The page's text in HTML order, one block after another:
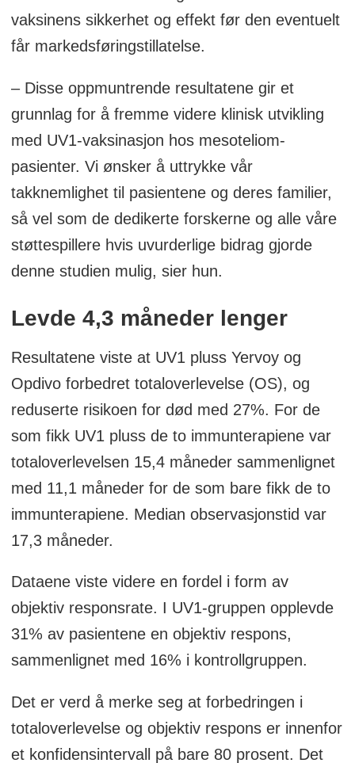
vaksinens sikkerhet og effekt før den eventuelt
får markedsføringstillatelse.
– Disse oppmuntrende resultatene gir et
grunnlag for å fremme videre klinisk utvikling
med UV1-vaksinasjon hos mesoteliom-
pasienter. Vi ønsker å uttrykke vår
takknemlighet til pasientene og deres familier,
så vel som de dedikerte forskerne og alle våre
støttespillere hvis uvurderlige bidrag gjorde
denne studien mulig, sier hun.
Levde 4,3 måneder lenger
Resultatene viste at UV1 pluss Yervoy og
Opdivo forbedret totaloverlevelse (OS), og
reduserte risikoen for død med 27%. For de
som fikk UV1 pluss de to immunterapiene var
totaloverlevelsen 15,4 måneder sammenlignet
med 11,1 måneder for de som bare fikk de to
immunterapiene. Median observasjonstid var
17,3 måneder.
Dataene viste videre en fordel i form av
objektiv responsrate. I UV1-gruppen opplevde
31% av pasientene en objektiv respons,
sammenlignet med 16% i kontrollgruppen.
Det er verd å merke seg at forbedringen i
totaloverlevelse og objektiv respons er innenfor
et konfidensintervall på bare 80 prosent. Det